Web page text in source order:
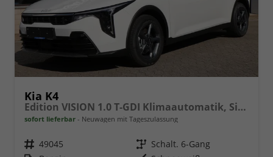
Kia K4
Edition VISION 1.0 T-GDI Klimaautomatik, Sitzheizung, Navigation, Apple Carplay, Android Auto
sofort lieferbar Neuwagen mit Tageszulassung
Fahrzeugnr. 49045 Getriebe Schalt. 6-Gang